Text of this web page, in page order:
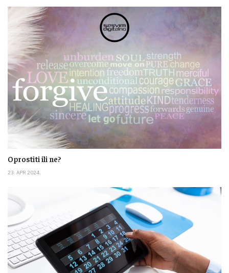
Oprostiti ili ne?
23. APR 2024.